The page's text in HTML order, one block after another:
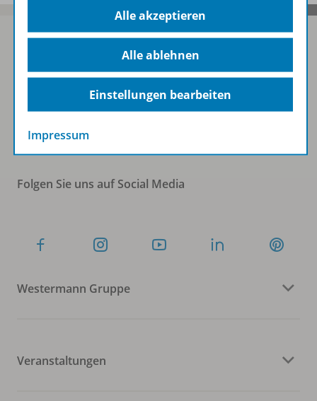
Sofort profitieren
Folgen Sie uns auf Social Media
Westermann Gruppe
Veranstaltungen
Alle akzeptieren
Alle ablehnen
Einstellungen bearbeiten
Impressum